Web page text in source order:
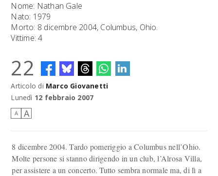
Nome: Nathan Gale
Nato: 1979
Morto: 8 dicembre 2004, Columbus, Ohio.
Vittime: 4
22
Articolo di Marco Giovanetti
Lunedì 12 febbraio 2007
A A
8 dicembre 2004. Tardo pomeriggio a Columbus nell’Ohio.
Molte persone si stanno dirigendo in un club, l’Alrosa Villa,
per assistere a un concerto. Tutto sembra normale ma, di lì a